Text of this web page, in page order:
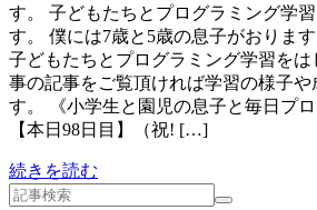
す。 子どもたちとプログラミング学
す。 僕には7歳と5歳の息子がおりま
子どもたちとプログラミング学習を
事の記事をご覧頂ければ学習の様子や
す。 《小学生と園児の息子と毎日プロ
【本日98日目】（祝! […]
続きを読む